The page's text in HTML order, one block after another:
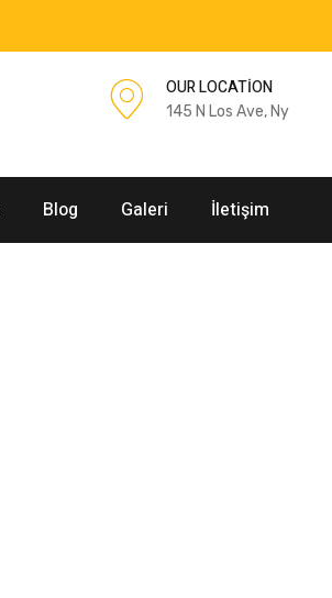
OUR LOCATION
145 N Los Ave, Ny
Blog Galeri İletişim